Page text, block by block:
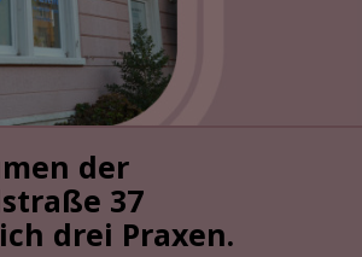
der
37
drei Praxen.